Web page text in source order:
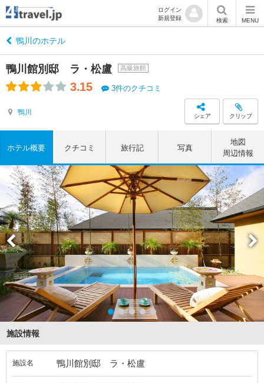
ログイン
新規登録
検索 MENU
鴨川のホテル
鴨川館別邸 ラ・松盧 高級旅館
3.15 3件のクチコミ
鴨川 シェア クリップ
ホテル概要 クチコミ 旅行記 写真
地図
周辺情報
施設情報
施設名 鴨川館別邸 ラ・松盧